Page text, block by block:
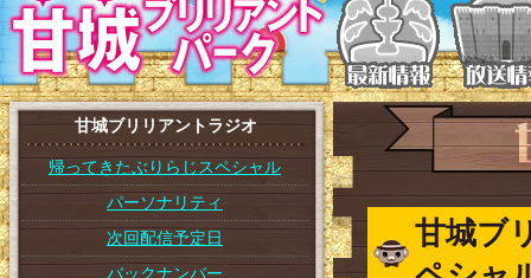
甘城ブリリアントラジオ
帰ってきたぶりらじスペシャル
パーソナリティ
次回配信予定日
バックナンバー
甘城ブ